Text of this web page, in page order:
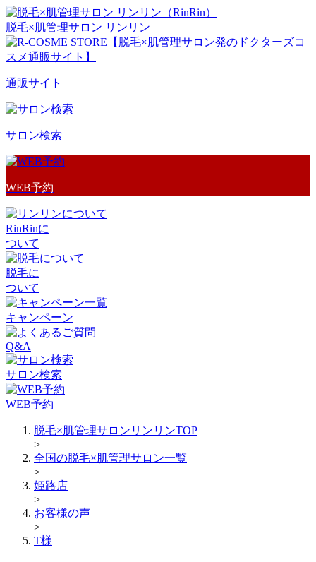
脱毛×肌管理サロン リンリン
通販サイト
サロン検索
WEB予約
RinRinに
ついて
脱毛に
ついて
キャンペーン
Q&A
サロン検索
WEB予約
脱毛×肌管理サロンリンリンTOP
>
全国の脱毛×肌管理サロン一覧
>
姫路店
>
お客様の声
>
T様